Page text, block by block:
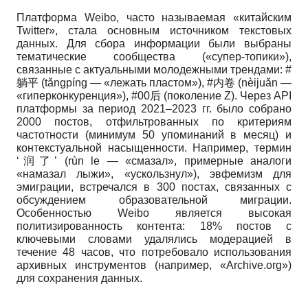
Платформа Weibo, часто называемая «китайским
Twitter», стала основным источником текстовых
данных. Для сбора информации были выбраны
тематические сообщества («супер-топики»),
связанные с актуальными молодежными трендами: #
躺平 (tǎngpíng — «лежать пластом»), #内卷 (nèijuǎn —
«гиперконкуренция»), #00后 (поколение Z). Через API
платформы за период 2021–2023 гг. было собрано
2000 постов, отфильтрованных по критериям
частотности (минимум 50 упоминаний в месяц) и
контекстуальной насыщенности. Например, термин
‘润了’ (rùn le — «смазал», примерные аналоги
«намазал лыжи», «ускользнул»), эвфемизм для
эмиграции, встречался в 300 постах, связанных с
обсуждением образовательной миграции.
Особенностью Weibo является высокая
политизированность контента: 18% постов с
ключевыми словами удалялись модерацией в
течение 48 часов, что потребовало использования
архивных инструментов (например, «Archive.org»)
для сохранения данных.